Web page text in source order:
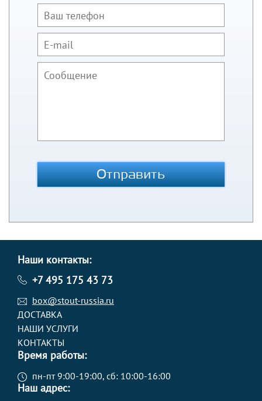
Отправить
Наши контакты:
+7 495 175 43 73
box@stout-russia.ru
ДОСТАВКА
НАШИ УСЛУГИ
КОНТАКТЫ
Время работы:
пн-пт 9:00-19:00, сб: 10:00-16:00
Наш адрес: